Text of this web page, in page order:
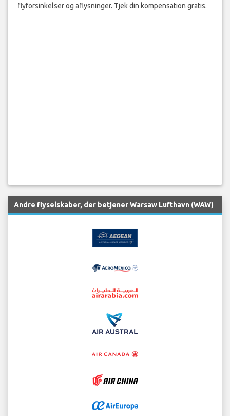
flyforsinkelser og aflysninger. Tjek din kompensation gratis.
Andre flyselskaber, der betjener Warsaw Lufthavn (WAW)